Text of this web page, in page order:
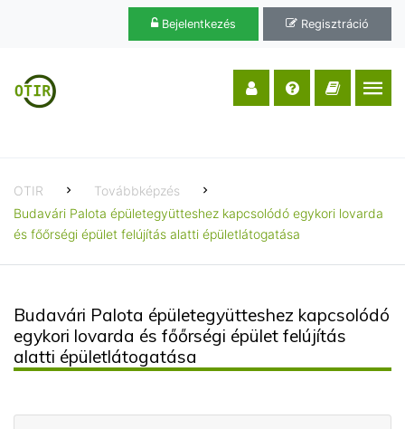
Bejelentkezés Regisztráció
OTIR
Továbbképzés
Budavári Palota épületegyütteshez kapcsolódó egykori lovarda
és főőrségi épület felújítás alatti épületlátogatása
Budavári Palota épületegyütteshez kapcsolódó
egykori lovarda és főőrségi épület felújítás
alatti épületlátogatása